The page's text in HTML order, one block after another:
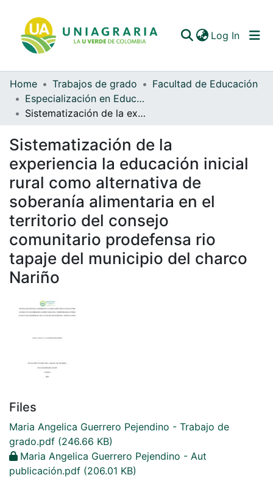
Log In
Communities & Collections
All of DSpace
Statistics
Home Trabajos de grado
Facultad de Educación
Especialización en Educación en Contextos Rurales (ECOR)
Sistematización de la experiencia la educación inicial rural como alternativa de soberanía alimentaria en el territorio del consejo comunitario prodefensa rio tapaje del municipio del charco Nariño
Sistematización de la
experiencia la educación inicial
rural como alternativa de
soberanía alimentaria en el
territorio del consejo
comunitario prodefensa rio
tapaje del municipio del charco
Nariño
Files
Maria Angelica Guerrero Pejendino - Trabajo de
grado.pdf (246.66 KB)
Maria Angelica Guerrero Pejendino - Aut
publicación.pdf (206.01 KB)